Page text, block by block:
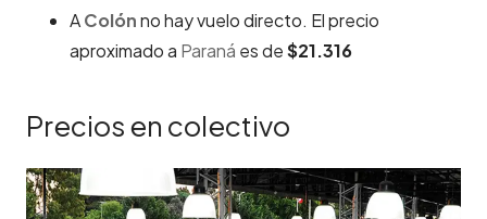
AColónno hay vuelo directo. El precio
aproximado a Paraná es de$21.316
Precios en colectivo